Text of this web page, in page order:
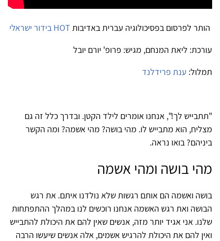
הותר לפרסום בפסיכולוגיה עברית באדיבות HOT בידור ישראלי
עורכת: ליאת המנחם, מגיש: פרופ' יורם יובל
תמלול: ענת פרידלנד
"תתבייש לך!", אנחנו אומרים לילד הקטן. ובדרך כלל זה גם
מצליח, הוא מתבייש לו. מהי בושה? מהי אשמה? ומה הקשר
ביניהם? בואו נראה.
מהי בושה ומהי אשמה
בושה ואשמה הם אותם רגשות שלא נולדנו איתם. את רגש
הבושה ואת רגש האשמה אנחנו רוכשים לנו במהלך ההתפתחות
שלנו. אני אגיד יותר מזה, אנשים שאין להם את היכולת להתבייש
ואין להם את היכולת להרגיש אשמים, אלה אנשים שיעשו הרבה